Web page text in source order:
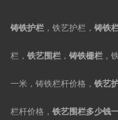
铸铁护栏 ，铁艺护栏， 铸铁
栏， 铁艺围栏 ， 铸铁栅栏 ，
一米，铸铁栏杆价格， 铁艺
栏杆价格， 铁艺围栏多少钱